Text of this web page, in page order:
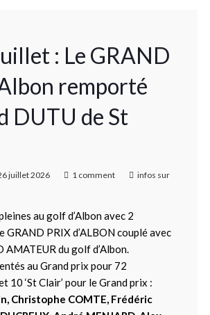
: Le GRAND
remporté
DUTU de St
juillet 2026 1 comment
infos sur
au golf d’Albon avec 2
GRAND PRIX d’ALBON couplé avec
AMATEUR du golf d’Albon.
au Grand prix pour 72
10 ‘St Clair’ pour le Grand prix :
Christophe COMTE, Frédéric